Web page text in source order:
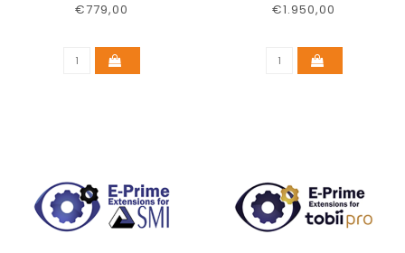
€779,00
€1.950,00